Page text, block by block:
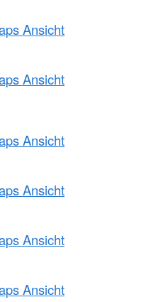
Ansicht
Ansicht
Ansicht
Ansicht
Ansicht
Ansicht